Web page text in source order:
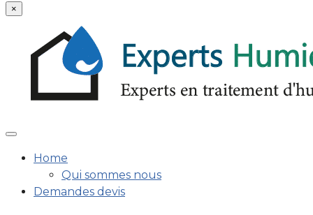
×
Home
Qui sommes nous
Demandes devis